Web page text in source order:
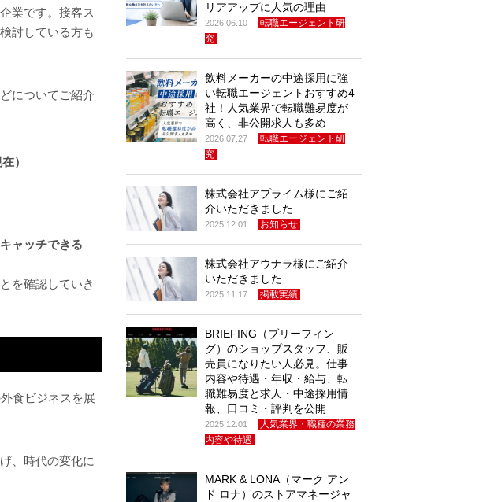
業です。接客ス
討している方も
についてご紹介
）
ャッチできる
を確認していき
食ビジネスを展
、時代の変化に
リアアップに人気の理由
2026.06.10
転職エージェント研
究
飲料メーカーの中途採用に強
い転職エージェントおすすめ4
社！人気業界で転職難易度が
高く、非公開求人も多め
2026.07.27
転職エージェント研
究
株式会社アプライム様にご紹
介いただきました
2025.12.01 お知らせ
株式会社アウナラ様にご紹介
いただきました
2025.11.17 掲載実績
BRIEFING（ブリーフィン
グ）のショップスタッフ、販
売員になりたい人必見。仕事
内容や待遇・年収・給与、転
職難易度と求人・中途採用情
報、口コミ・評判を公開
2025.12.01
人気業界・職種の業務
内容や待遇
MARK & LONA（マーク アン
ド ロナ）のストアマネージャ